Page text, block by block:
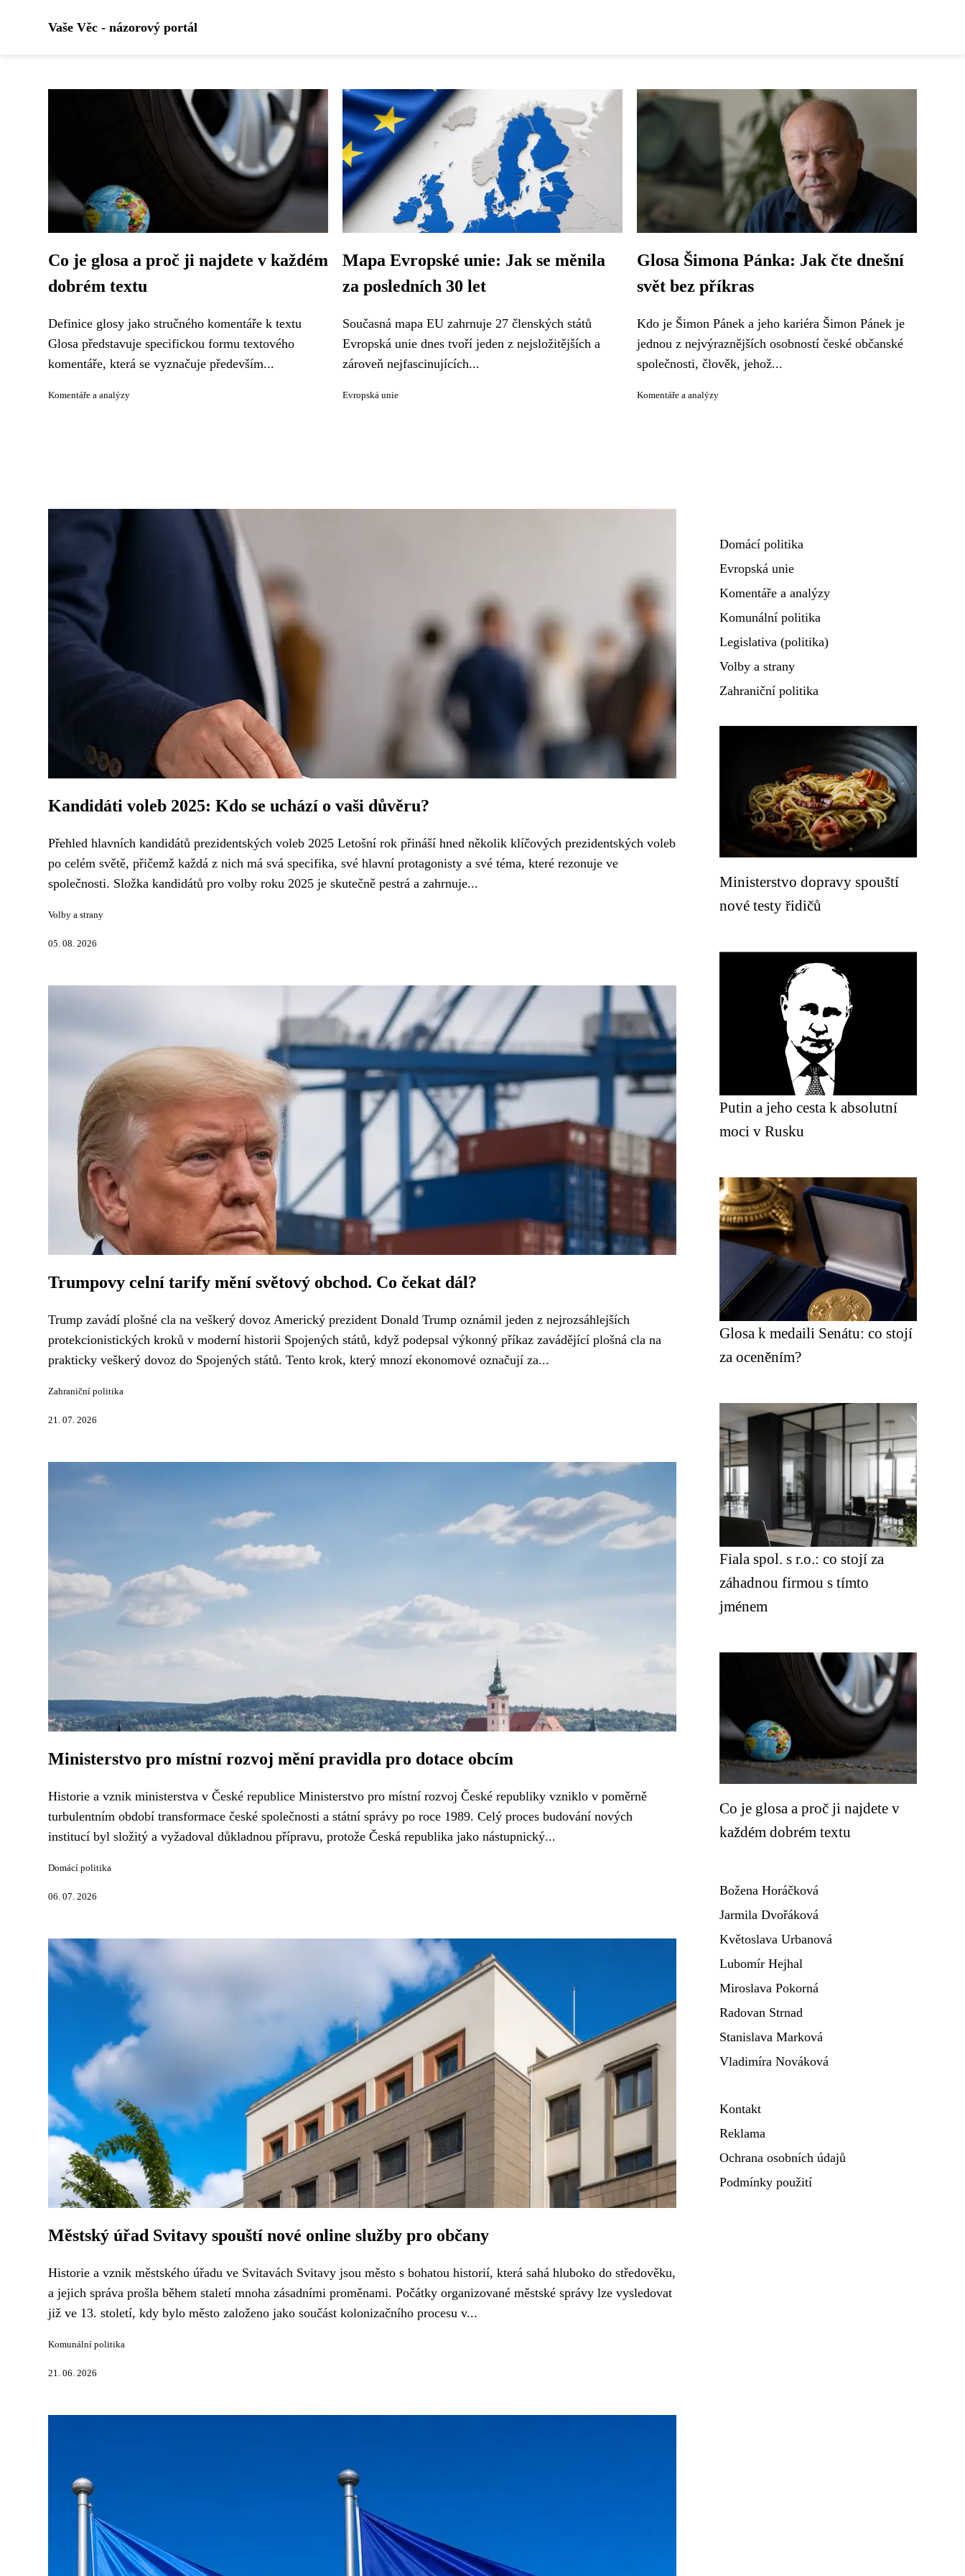
Vaše Věc - názorový portál
Co je glosa a proč ji najdete v každém
dobrém textu
Definice glosy jako stručného komentáře k textu
Glosa představuje specifickou formu textového
komentáře, která se vyznačuje především...
Komentáře a analýzy
Mapa Evropské unie: Jak se měnila
za posledních 30 let
Současná mapa EU zahrnuje 27 členských států
Evropská unie dnes tvoří jeden z nejsložitějších a
zároveň nejfascinujících...
Evropská unie
Glosa Šimona Pánka: Jak čte dnešní
svět bez příkras
Kdo je Šimon Pánek a jeho kariéra Šimon Pánek je
jednou z nejvýraznějších osobností české občanské
společnosti, člověk, jehož...
Komentáře a analýzy
Kandidáti voleb 2025: Kdo se uchází o vaši důvěru?
Přehled hlavních kandidátů prezidentských voleb 2025 Letošní rok přináší hned několik klíčových prezidentských voleb
po celém světě, přičemž každá z nich má svá specifika, své hlavní protagonisty a své téma, které rezonuje ve
společnosti. Složka kandidátů pro volby roku 2025 je skutečně pestrá a zahrnuje...
Volby a strany
05. 08. 2026
Trumpovy celní tarify mění světový obchod. Co čekat dál?
Trump zavádí plošné cla na veškerý dovoz Americký prezident Donald Trump oznámil jeden z nejrozsáhlejších
protekcionistických kroků v moderní historii Spojených států, když podepsal výkonný příkaz zavádějící plošná cla na
prakticky veškerý dovoz do Spojených států. Tento krok, který mnozí ekonomové označují za...
Zahraniční politika
21. 07. 2026
Ministerstvo pro místní rozvoj mění pravidla pro dotace obcím
Historie a vznik ministerstva v České republice Ministerstvo pro místní rozvoj České republiky vzniklo v poměrně
turbulentním období transformace české společnosti a státní správy po roce 1989. Celý proces budování nových
institucí byl složitý a vyžadoval důkladnou přípravu, protože Česká republika jako nástupnický...
Domácí politika
06. 07. 2026
Městský úřad Svitavy spouští nové online služby pro občany
Historie a vznik městského úřadu ve Svitavách Svitavy jsou město s bohatou historií, která sahá hluboko do středověku,
a jejich správa prošla během staletí mnoha zásadními proměnami. Počátky organizované městské správy lze vysledovat
již ve 13. století, kdy bylo město založeno jako součást kolonizačního procesu v...
Komunální politika
21. 06. 2026
Domácí politika
Evropská unie
Komentáře a analýzy
Komunální politika
Legislativa (politika)
Volby a strany
Zahraniční politika
Ministerstvo dopravy spouští
nové testy řidičů
Putin a jeho cesta k absolutní
moci v Rusku
Glosa k medaili Senátu: co stojí
za oceněním?
Fiala spol. s r.o.: co stojí za
záhadnou firmou s tímto
jménem
Co je glosa a proč ji najdete v
každém dobrém textu
Božena Horáčková
Jarmila Dvořáková
Květoslava Urbanová
Lubomír Hejhal
Miroslava Pokorná
Radovan Strnad
Stanislava Marková
Vladimíra Nováková
Kontakt
Reklama
Ochrana osobních údajů
Podmínky použití